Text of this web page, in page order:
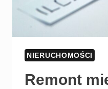
NIERUCHOMOŚCI
Remont